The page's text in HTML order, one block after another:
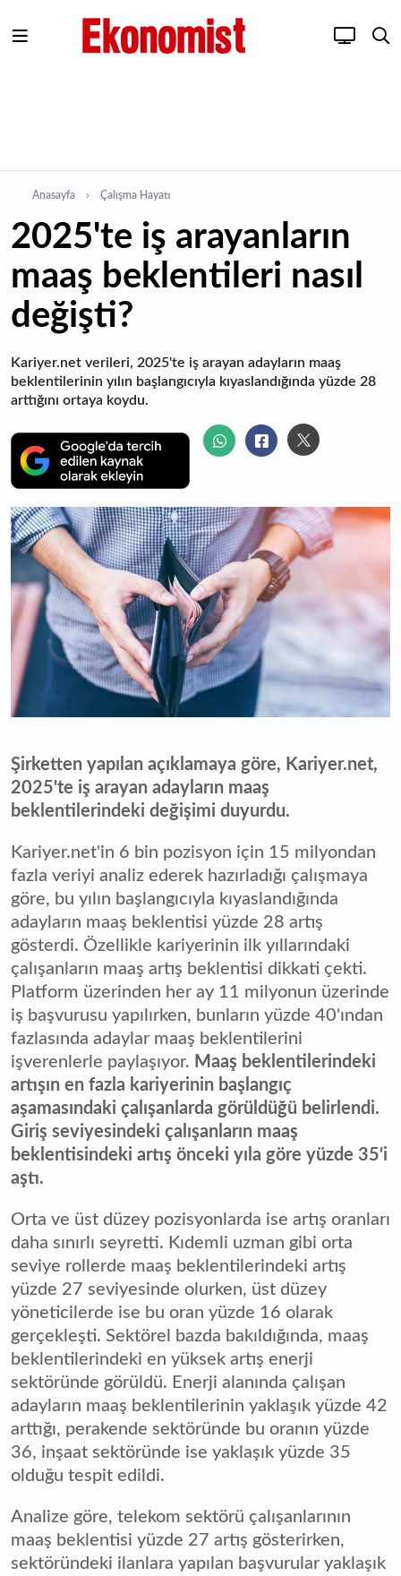
Anasayfa Çalışma Hayatı
2025'te iş arayanların
maaş beklentileri nasıl
değişti?
Kariyer.net verileri, 2025'te iş arayan adayların maaş
beklentilerinin yılın başlangıcıyla kıyaslandığında yüzde 28
arttığını ortaya koydu.
Şirketten yapılan açıklamaya göre, Kariyer.net,
2025'te iş arayan adayların maaş
beklentilerindeki değişimi duyurdu.
Kariyer.net'in 6 bin pozisyon için 15 milyondan
fazla veriyi analiz ederek hazırladığı çalışmaya
göre, bu yılın başlangıcıyla kıyaslandığında
adayların maaş beklentisi yüzde 28 artış
gösterdi. Özellikle kariyerinin ilk yıllarındaki
çalışanların maaş artış beklentisi dikkati çekti.
Platform üzerinden her ay 11 milyonun üzerinde
iş başvurusu yapılırken, bunların yüzde 40'ından
fazlasında adaylar maaş beklentilerini
işverenlerle paylaşıyor. Maaş beklentilerindeki
artışın en fazla kariyerinin başlangıç
aşamasındaki çalışanlarda görüldüğü belirlendi.
Giriş seviyesindeki çalışanların maaş
beklentisindeki artış önceki yıla göre yüzde 35'i
aştı.
Orta ve üst düzey pozisyonlarda ise artış oranları
daha sınırlı seyretti. Kıdemli uzman gibi orta
seviye rollerde maaş beklentilerindeki artış
yüzde 27 seviyesinde olurken, üst düzey
yöneticilerde ise bu oran yüzde 16 olarak
gerçekleşti. Sektörel bazda bakıldığında, maaş
beklentilerindeki en yüksek artış enerji
sektöründe görüldü. Enerji alanında çalışan
adayların maaş beklentilerinin yaklaşık yüzde 42
arttığı, perakende sektöründe bu oranın yüzde
36, inşaat sektöründe ise yaklaşık yüzde 35
olduğu tespit edildi.
Analize göre, telekom sektörü çalışanlarının
maaş beklentisi yüzde 27 artış gösterirken,
sektöründeki ilanlara yapılan başvurular yaklaşık